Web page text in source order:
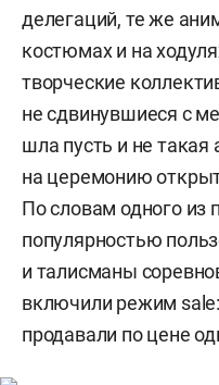
делегаций, те же
костюмах и на
творческие
не сдвинувшиеся с
шла пусть и не такая
на церемонию
По словам одного из
популярностью
и талисманы
включили режим
продавали по цене